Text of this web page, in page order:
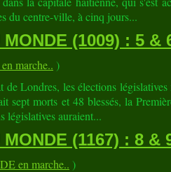
du centre-ville, à cinq jours...
(1009) : 5 &
marche.. )
Londres, les élections
sept morts et 48 blessés, la
législatives auraient...
(1167) : 8 &
en marche.. )